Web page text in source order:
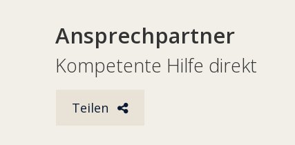
Ansprechpartner
Kompetente Hilfe direkt
Teilen